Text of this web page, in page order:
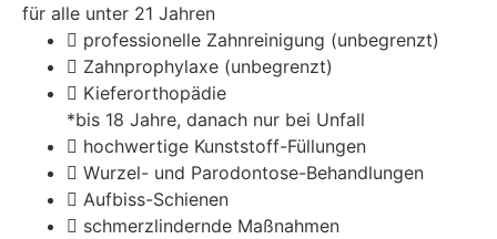
für alle unter 21 Jahren
professionelle Zahnreinigung (unbegrenzt)
Zahnprophylaxe (unbegrenzt)
Kieferorthopädie
*bis 18 Jahre, danach nur bei Unfall
hochwertige Kunststoff-Füllungen
Wurzel- und Parodontose-Behandlungen
Aufbiss-Schienen
schmerzlindernde Maßnahmen